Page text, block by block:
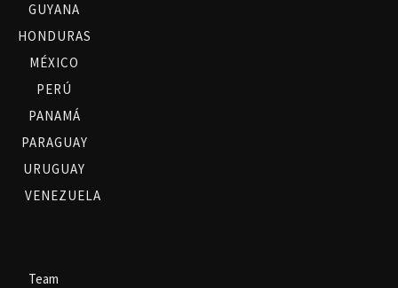
GUYANA
HONDURAS
MÉXICO
PERÚ
PANAMÁ
PARAGUAY
URUGUAY
VENEZUELA
Team